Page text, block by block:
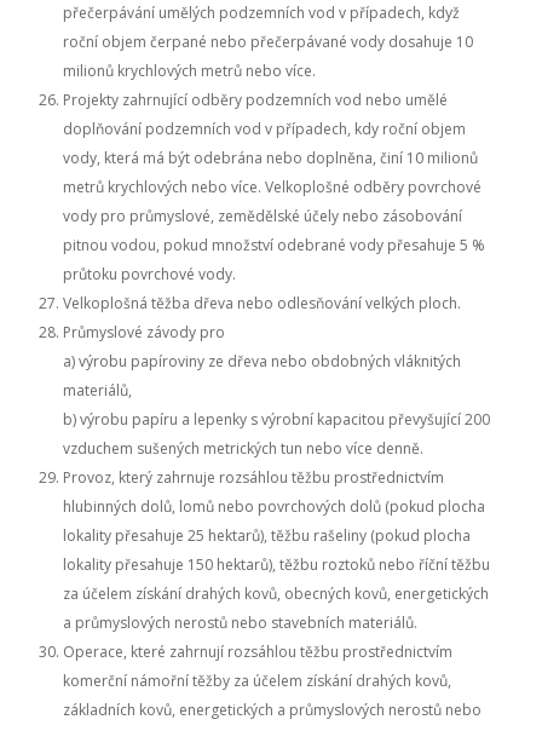
přečerpávání umělých podzemních vod v případech, když
roční objem čerpané nebo přečerpávané vody dosahuje 10
milionů krychlových metrů nebo více.
Projekty zahrnující odběry podzemních vod nebo umělé
doplňování podzemních vod v případech, kdy roční objem
vody, která má být odebrána nebo doplněna, činí 10 milionů
metrů krychlových nebo více. Velkoplošné odběry povrchové
vody pro průmyslové, zemědělské účely nebo zásobování
pitnou vodou, pokud množství odebrané vody přesahuje 5 %
průtoku povrchové vody.
Velkoplošná těžba dřeva nebo odlesňování velkých ploch.
Průmyslové závody pro
a) výrobu papíroviny ze dřeva nebo obdobných vláknitých
materiálů,
b) výrobu papíru a lepenky s výrobní kapacitou převyšující 200
vzduchem sušených metrických tun nebo více denně.
Provoz, který zahrnuje rozsáhlou těžbu prostřednictvím
hlubinných dolů, lomů nebo povrchových dolů (pokud plocha
lokality přesahuje 25 hektarů), těžbu rašeliny (pokud plocha
lokality přesahuje 150 hektarů), těžbu roztoků nebo říční těžbu
za účelem získání drahých kovů, obecných kovů, energetických
a průmyslových nerostů nebo stavebních materiálů.
Operace, které zahrnují rozsáhlou těžbu prostřednictvím
komerční námořní těžby za účelem získání drahých kovů,
základních kovů, energetických a průmyslových nerostů nebo